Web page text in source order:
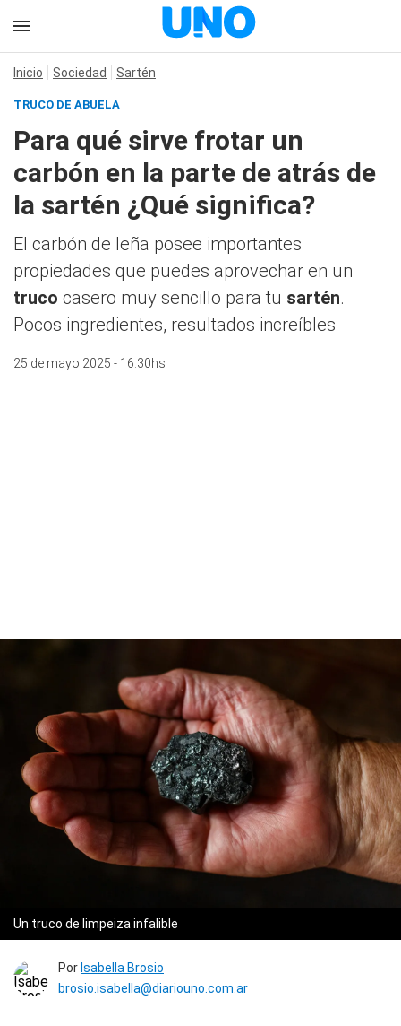
Inicio Sociedad Sartén
TRUCO DE ABUELA
Para qué sirve frotar un
carbón en la parte de atrás de
la sartén ¿Qué significa?
El carbón de leña posee importantes
propiedades que puedes aprovechar en un
truco casero muy sencillo para tu sartén.
Pocos ingredientes, resultados increíbles
25 de mayo 2025 - 16:30hs
Un truco de limpeiza infalible
Por Isabella Brosio
brosio.isabella@diariouno.com.ar